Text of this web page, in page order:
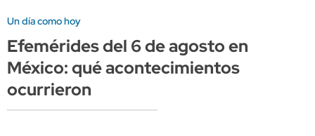
Un día como hoy
Efemérides del 6 de agosto en
México: qué acontecimientos
ocurrieron